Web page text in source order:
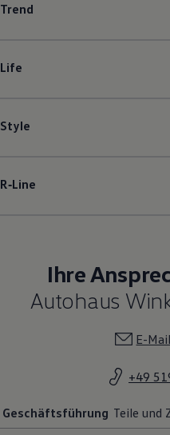
Trend
Life
Style
R‑Line
Ihre
Autohaus
E-
+49
Geschäftsführung Teile und